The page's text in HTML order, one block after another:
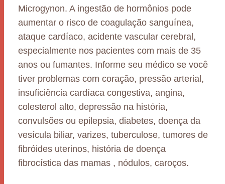
Microgynon. A ingestão de hormônios pode
aumentar o risco de coagulação sanguínea,
ataque cardíaco, acidente vascular cerebral,
especialmente nos pacientes com mais de 35
anos ou fumantes. Informe seu médico se você
tiver problemas com coração, pressão arterial,
insuficiência cardíaca congestiva, angina,
colesterol alto, depressão na história,
convulsões ou epilepsia, diabetes, doença da
vesícula biliar, varizes, tuberculose, tumores de
fibróides uterinos, história de doença
fibrocística das mamas , nódulos, caroços.